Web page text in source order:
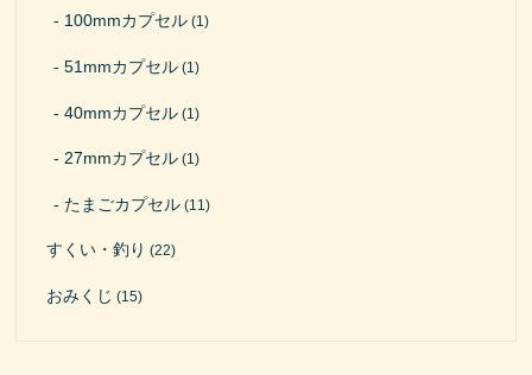
100mmカプセル (1)
51mmカプセル (1)
40mmカプセル (1)
27mmカプセル (1)
たまごカプセル (11)
すくい・釣り (22)
おみくじ (15)